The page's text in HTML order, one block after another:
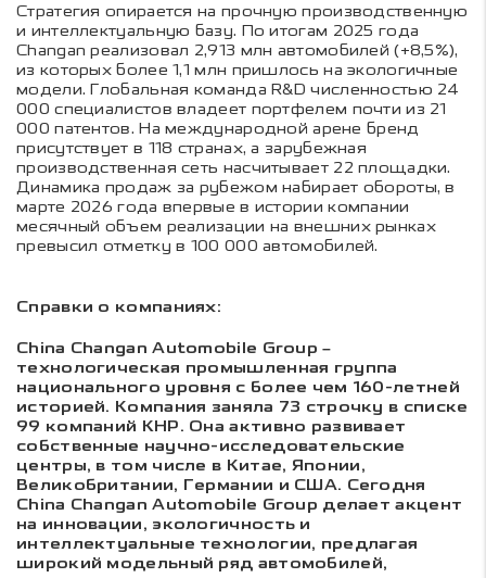
Стратегия опирается на прочную производственную
и интеллектуальную базу. По итогам 2025 года
Changan реализовал 2,913 млн автомобилей (+8,5%),
из которых более 1,1 млн пришлось на экологичные
модели. Глобальная команда R&D численностью 24
000 специалистов владеет портфелем почти из 21
000 патентов. На международной арене бренд
присутствует в 118 странах, а зарубежная
производственная сеть насчитывает 22 площадки.
Динамика продаж за рубежом набирает обороты, в
марте 2026 года впервые в истории компании
месячный объем реализации на внешних рынках
превысил отметку в 100 000 автомобилей.
Справки о компаниях:
China Changan Automobile Group –
технологическая промышленная группа
национального уровня с более чем 160-летней
историей. Компания заняла 73 строчку в списке
99 компаний КНР. Она активно развивает
собственные научно-исследовательские
центры, в том числе в Китае, Японии,
Великобритании, Германии и США. Сегодня
China Changan Automobile Group делает акцент
на инновации, экологичность и
интеллектуальные технологии, предлагая
широкий модельный ряд автомобилей,